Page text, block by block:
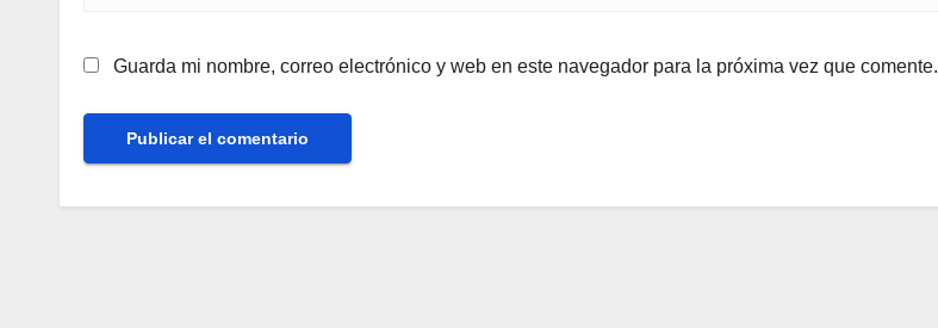
Guarda mi nombre, correo electrónico y web en este navegador para la próxima vez que comente.